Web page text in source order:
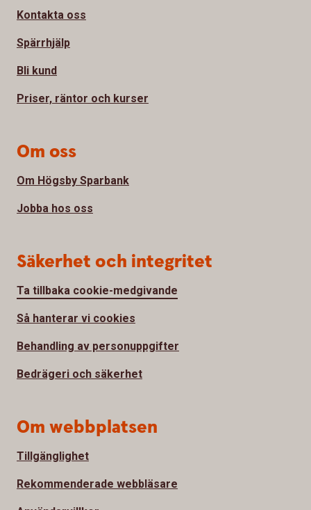
Kontakta oss
Spärrhjälp
Bli kund
Priser, räntor och kurser
Om oss
Om Högsby Sparbank
Jobba hos oss
Säkerhet och integritet
Ta tillbaka cookie-medgivande
Så hanterar vi cookies
Behandling av personuppgifter
Bedrägeri och säkerhet
Om webbplatsen
Tillgänglighet
Rekommenderade webbläsare